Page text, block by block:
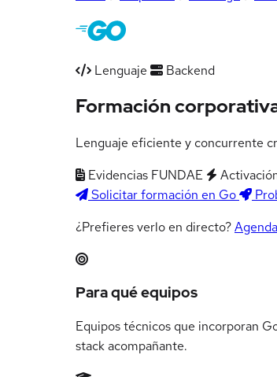
Lenguaje Backend
Formación
Lenguaje eficiente y concurrente
Evidencias FUNDAE
Solicitar formación en Go
¿Prefieres verlo en directo?
Resumen del itinerario
Para qué equipos
Equipos técnicos que incorporan
stack acompañante.